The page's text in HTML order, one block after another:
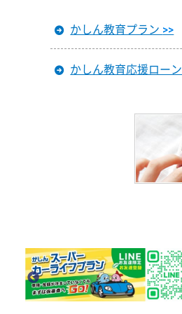
かしん教育プラン >>
かしん教育応援ローン